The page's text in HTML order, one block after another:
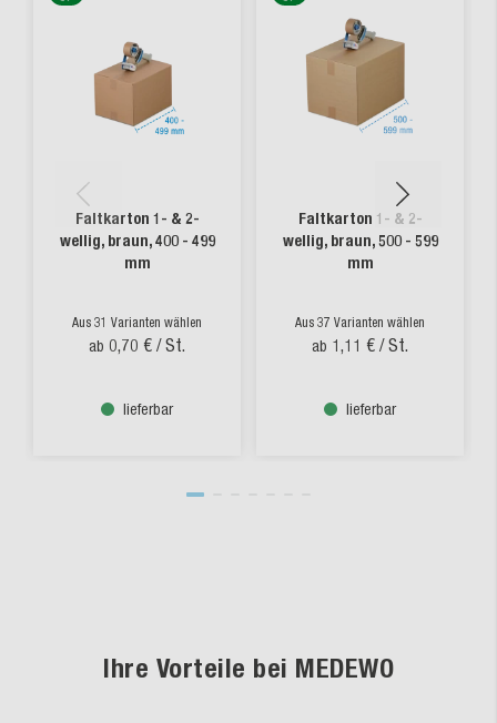
Faltkarton 1- & 2-
wellig, braun, 400 - 499
mm
Aus 31 Varianten wählen
ab 0,70 € / St.
lieferbar
Faltkarton 1- & 2-
wellig, braun, 500 - 599
mm
Aus 37 Varianten wählen
ab 1,11 € / St.
lieferbar
Ihre Vorteile bei MEDEWO